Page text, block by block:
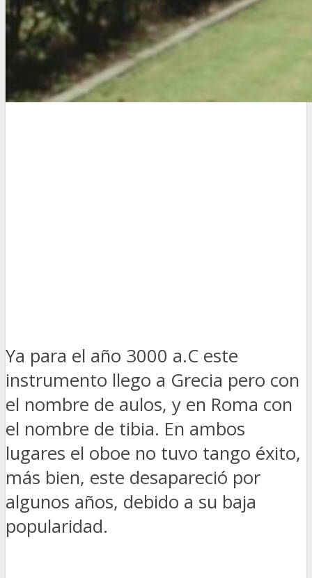
Ya para el año 3000 a.C este
instrumento llego a Grecia pero con
el nombre de aulos, y en Roma con
el nombre de tibia. En ambos
lugares el oboe no tuvo tango éxito,
más bien, este desapareció por
algunos años, debido a su baja
popularidad.